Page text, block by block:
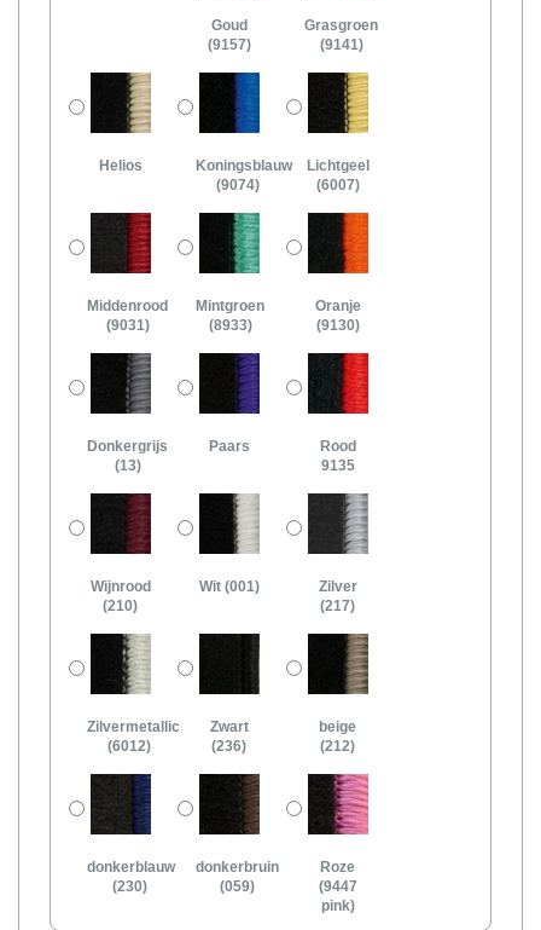
Goud
(9157)
Grasgroen
(9141)
Helios
Koningsblauw
(9074)
Lichtgeel
(6007)
Middenrood
(9031)
Mintgroen
(8933)
Oranje
(9130)
Donkergrijs
(13)
Paars
Rood
9135
Wijnrood
(210)
Wit (001)
Zilver
(217)
Zilvermetallic
(6012)
Zwart
(236)
beige
(212)
donkerblauw
(230)
donkerbruin
(059)
Roze
(9447
pink)